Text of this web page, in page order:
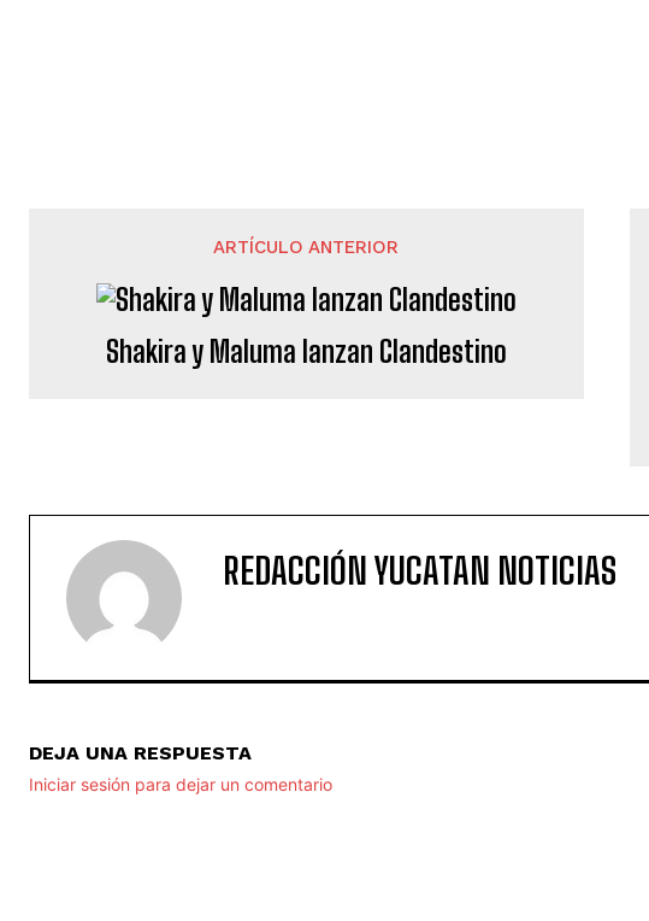
ARTÍCULO ANTERIOR
Shakira y Maluma lanzan Clandestino
REDACCIÓN YUCATAN NOTICIAS
DEJA UNA RESPUESTA
Iniciar sesión para dejar un comentario